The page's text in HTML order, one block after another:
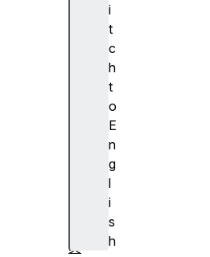
i
t
c
h
t
o
E
n
g
l
i
s
h
其